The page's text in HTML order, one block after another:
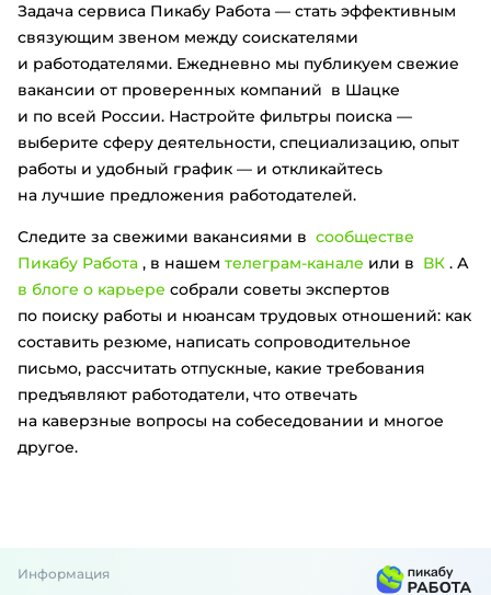
Задача сервиса Пикабу Работа — стать эффективным
связующим звеном между соискателями
и работодателями. Ежедневно мы публикуем свежие
вакансии от проверенных компаний в Шацке
и по всей России. Настройте фильтры поиска —
выберите сферу деятельности, специализацию, опыт
работы и удобный график — и откликайтесь
на лучшие предложения работодателей.
Следите за свежими вакансиями в сообществе
Пикабу Работа , в нашем телеграм-канале или в ВК . А
в блоге о карьере собрали советы экспертов
по поиску работы и нюансам трудовых отношений: как
составить резюме, написать сопроводительное
письмо, рассчитать отпускные, какие требования
предъявляют работодатели, что отвечать
на каверзные вопросы на собеседовании и многое
другое.
Информация